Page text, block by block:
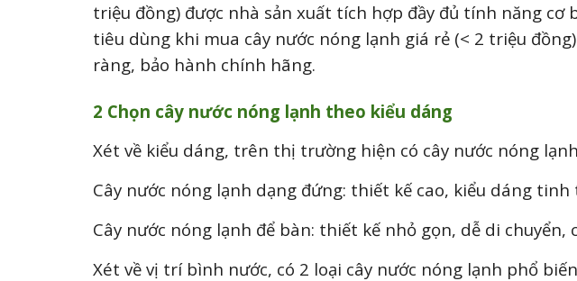
triệu đồng) được nhà sản xuất tích hợp đầy đủ tính năng cơ
tiêu dùng khi mua cây nước nóng lạnh giá rẻ (< 2 triệu
ràng, bảo hành chính hãng.
2 Chọn cây nước nóng lạnh theo kiểu dáng
Xét về kiểu dáng, trên thị trường hiện có cây nước nóng
Cây nước nóng lạnh dạng đứng: thiết kế cao, kiểu dáng tinh
Cây nước nóng lạnh để bàn: thiết kế nhỏ gọn, dễ di
Xét về vị trí bình nước, có 2 loại cây nước nóng lạnh phổ